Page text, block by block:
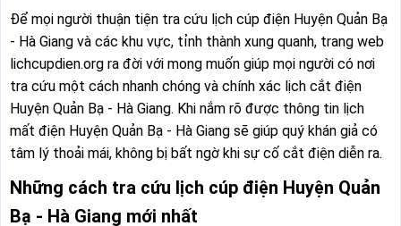
Để mọi người thuận tiện tra cứu lịch cúp điện Huyện Quản Bạ
- Hà Giang và các khu vực, tỉnh thành xung quanh, trang web
lichcupdien.org ra đời với mong muốn giúp mọi người có nơi
tra cứu một cách nhanh chóng và chính xác lịch cắt điện
Huyện Quản Bạ - Hà Giang. Khi nắm rõ được thông tin lịch
mất điện Huyện Quản Bạ - Hà Giang sẽ giúp quý khán giả có
tâm lý thoải mái, không bị bất ngờ khi sự cố cắt điện diễn ra.
Những cách tra cứu lịch cúp điện Huyện Quản
Bạ - Hà Giang mới nhất